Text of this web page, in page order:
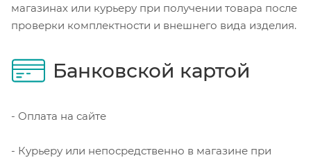
магазинах или курьеру при получении товара после
проверки комплектности и внешнего вида изделия.
Банковской картой
- Оплата на сайте
- Курьеру или непосредственно в магазине при